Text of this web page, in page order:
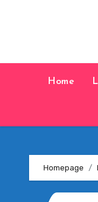
Home
Homepage